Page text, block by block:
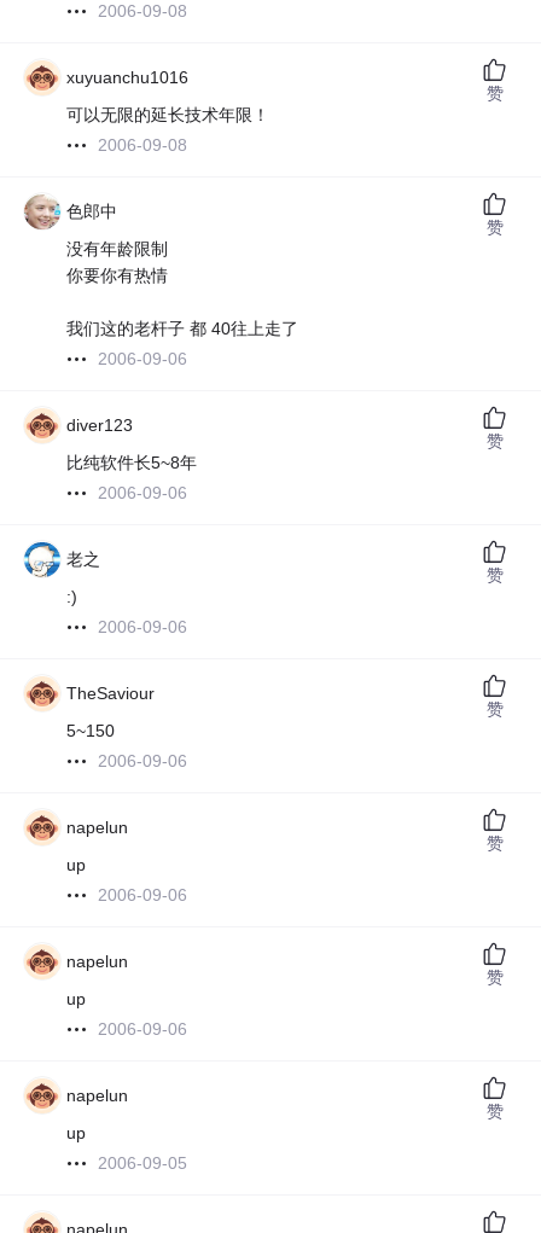
2006-09-08
xuyuanchu1016
可以无限的延长技术年限！
2006-09-08
赞
色郎中
没有年龄限制
你要你有热情
我们这的老杆子 都 40往上走了
2006-09-06
赞
diver123
比纯软件长5~8年
2006-09-06
赞
老之
:)
2006-09-06
赞
TheSaviour
5~150
2006-09-06
赞
napelun
up
2006-09-06
赞
napelun
up
2006-09-06
赞
napelun
up
2006-09-05
赞